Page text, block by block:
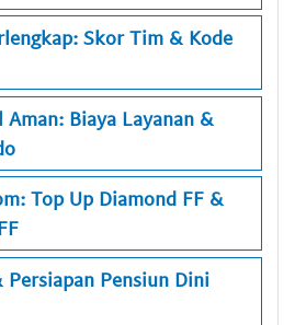
Skor Tim & Kode
Biaya Layanan &
Top Up Diamond FF &
Persiapan Pensiun Dini